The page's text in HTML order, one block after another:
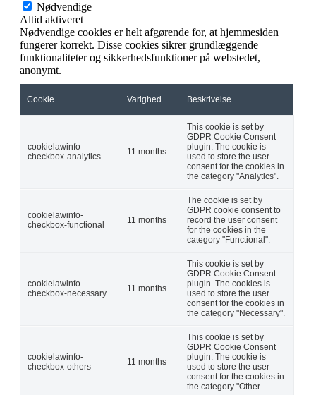
Nødvendige
Altid aktiveret
Nødvendige cookies er helt afgørende for, at hjemmesiden
fungerer korrekt. Disse cookies sikrer grundlæggende
funktionaliteter og sikkerhedsfunktioner på webstedet,
anonymt.
Cookie Varighed Beskrivelse
cookielawinfo-
checkbox-analytics
11 months
This cookie is set by
GDPR Cookie Consent
plugin. The cookie is
used to store the user
consent for the cookies in
the category "Analytics".
cookielawinfo-
checkbox-functional
11 months
The cookie is set by
GDPR cookie consent to
record the user consent
for the cookies in the
category "Functional".
cookielawinfo-
checkbox-necessary
11 months
This cookie is set by
GDPR Cookie Consent
plugin. The cookies is
used to store the user
consent for the cookies in
the category "Necessary".
cookielawinfo-
checkbox-others
11 months
This cookie is set by
GDPR Cookie Consent
plugin. The cookie is
used to store the user
consent for the cookies in
the category "Other.